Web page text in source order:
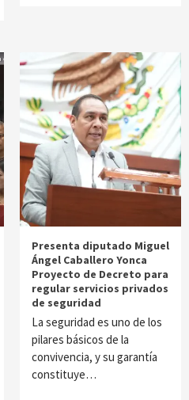
Presenta diputado Miguel
Ángel Caballero Yonca
Proyecto de Decreto para
regular servicios privados
de seguridad
La seguridad es uno de los
pilares básicos de la
convivencia, y su garantía
constituye…